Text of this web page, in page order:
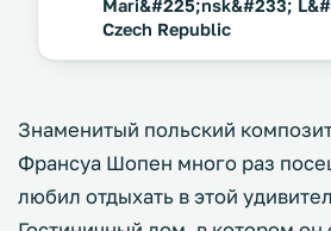
Mari&#225;nsk&#233;
Czech Republic
Знаменитый польский
Франсуа Шопен много раз
любил отдыхать в этой